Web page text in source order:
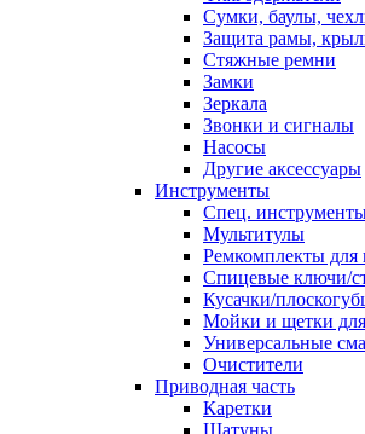
Сумки, баулы,
Защита рамы,
Стяжные ремни
Замки
Зеркала
Звонки и сигналы
Насосы
Другие аксессуары
Инструменты
Спец.
Мультитулы
Ремкомплекты
Спицевые ключи/
Кусачки/
Мойки и щетки
Универсальные
Очистители
Приводная часть
Каретки